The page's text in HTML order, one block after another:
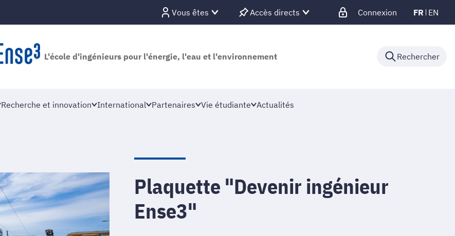
Vous êtes Accès directs Connexion FR EN
L'école d'ingénieurs pour l'énergie, l'eau et l'environnement Rechercher
Recherche et innovation International Partenaires Vie étudiante Actualités
Plaquette "Devenir ingénieur
Ense3"